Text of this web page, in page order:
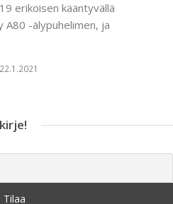
erikoisen kääntyvällä
A80 -älypuhelimen, ja
22.1.2021